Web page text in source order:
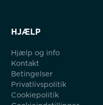
HJÆLP
Hjælp og info
Kontakt
Betingelser
Privatlivspolitik
Cookiepolitik